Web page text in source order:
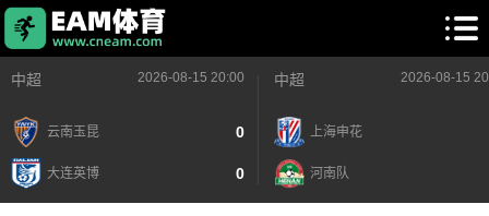
中超 2026-08-15 20:00
云南玉昆 0
大连英博 0
中超 2026-08-15
上海申花
河南队